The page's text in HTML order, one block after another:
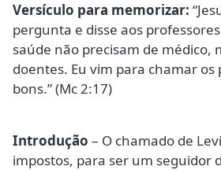
Versículo para memorizar:
pergunta e disse aos
saúde não precisam de médico,
doentes. Eu vim para chamar os
bons.” (Mc 2:17)
Introdução – O chamado de
impostos, para ser um seguidor